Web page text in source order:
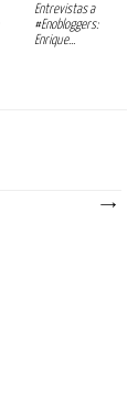
Entrevistas a
#Enobloggers:
Enrique...